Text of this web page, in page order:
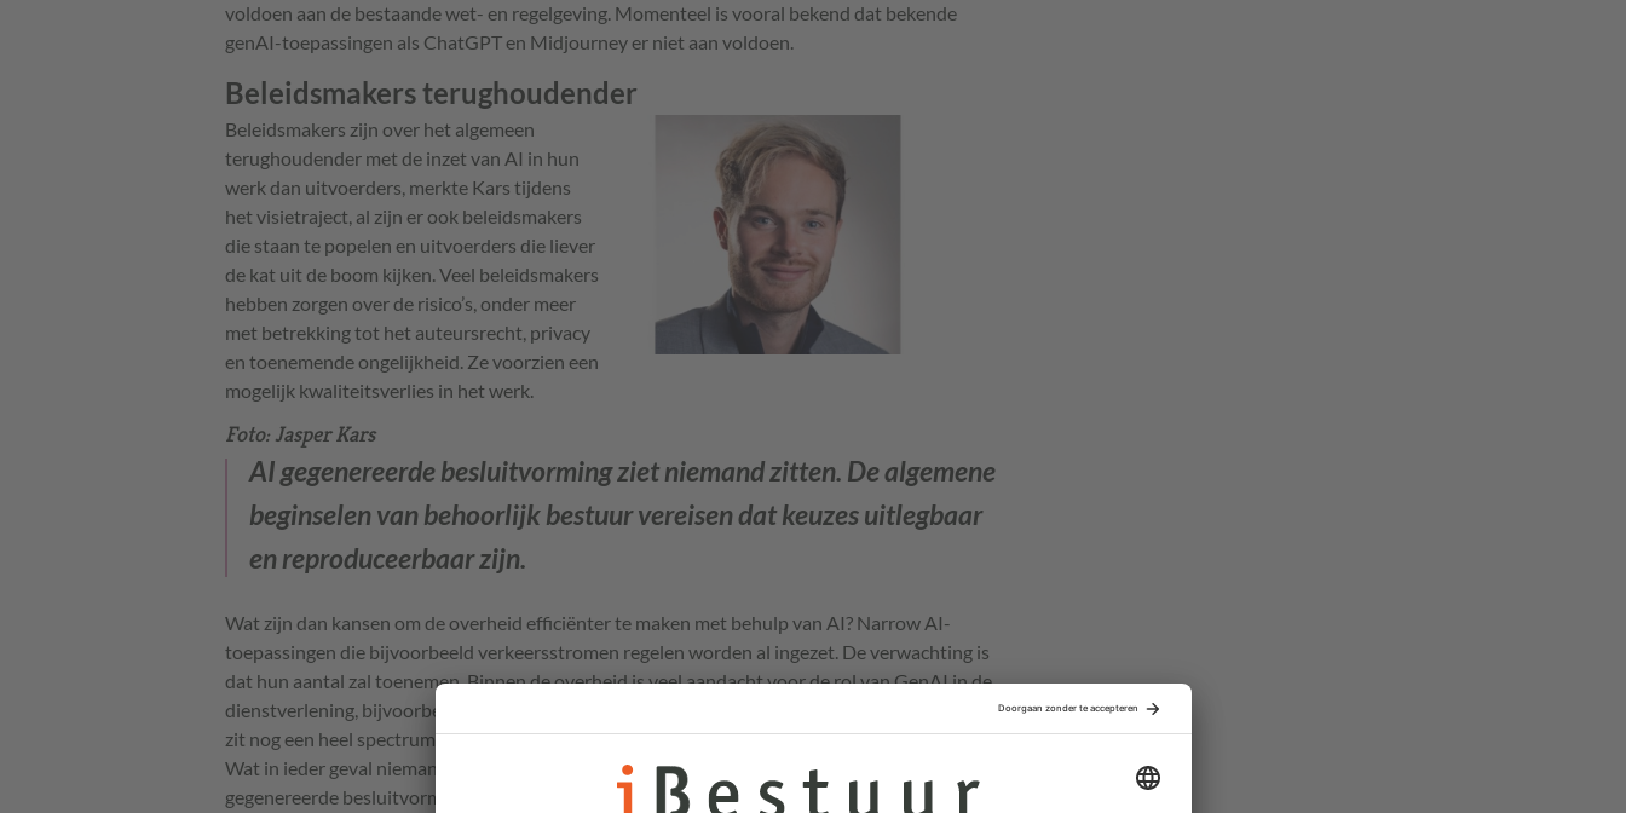
voldoen aan de bestaande wet- en regelgeving. Momenteel is vooral bekend dat bekende
genAI-toepassingen als ChatGPT en Midjourney er niet aan voldoen.
Beleidsmakers terughoudender
Beleidsmakers zijn over het algemeen
terughoudender met de inzet van AI in hun
werk dan uitvoerders, merkte Kars tijdens
het visietraject, al zijn er ook beleidsmakers
die staan te popelen en uitvoerders die liever
de kat uit de boom kijken. Veel beleidsmakers
hebben zorgen over de risico’s, onder meer
met betrekking tot het auteursrecht, privacy
en toenemende ongelijkheid. Ze voorzien een
mogelijk kwaliteitsverlies in het werk.
Foto: Jasper Kars
AI gegenereerde besluitvorming ziet niemand zitten. De algemene
beginselen van behoorlijk bestuur vereisen dat keuzes uitlegbaar
en reproduceerbaar zijn.
Wat zijn dan kansen om de overheid efficiënter te maken met behulp van AI? Narrow AI-
toepassingen die bijvoorbeeld verkeersstromen regelen worden al ingezet. De verwachting is
dat hun aantal zal toenemen. Binnen de overheid is veel aandacht voor de rol van GenAI in de
dienstverlening, bijvoorbeeld voor het versimpelen van moeilijke brieven. Maar daartussenin
zit nog een heel spectrum aan ambtelijke taken waar wellicht een efficiencyslag mogelijk is.
Wat in ieder geval niemand van de door iBestuur geïnterviewden ziet zitten, is door AI
gegenereerde besluitvorming. De algemene beginselen van behoorlijk bestuur vereisen dat